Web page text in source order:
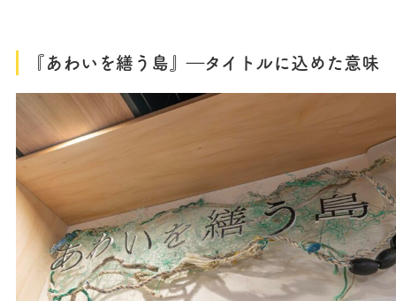
『あわいを繕う島』―タイトルに込めた意味